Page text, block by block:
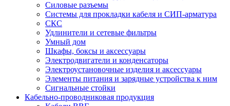
Силовые разъемы
Системы для прокладки кабеля и СИП-арматура
СКС
Удлинители и сетевые фильтры
Умный дом
Шкафы, боксы и аксессуары
Электродвигатели и конденсаторы
Электроустановочные изделия и аксессуары
Элементы питания и зарядные устройства к ним
Сигнальные стойки
Кабельно-проводниковая продукция